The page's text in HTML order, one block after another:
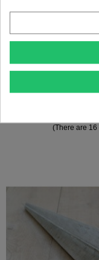
(There are